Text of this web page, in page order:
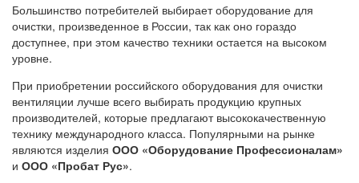
Большинство потребителей выбирает оборудование для
очистки, произведенное в России, так как оно гораздо
доступнее, при этом качество техники остается на высоком
уровне.
При приобретении российского оборудования для очистки
вентиляции лучше всего выбирать продукцию крупных
производителей, которые предлагают высококачественную
технику международного класса. Популярными на рынке
являются изделия ООО «Оборудование Профессионалам»
и ООО «Пробат Рус».